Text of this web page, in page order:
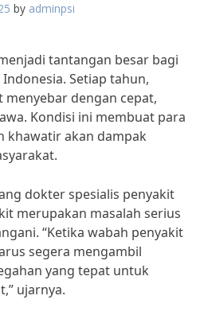
by adminpsi
tantangan besar bagi
Setiap tahun,
dengan cepat,
Kondisi ini membuat para
khawatir akan dampak
dokter spesialis penyakit
merupakan masalah serius
“Ketika wabah penyakit
segera mengambil
yang tepat untuk
ujarnya.